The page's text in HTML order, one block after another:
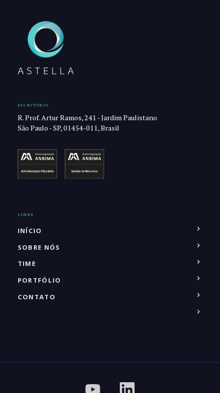
ESCRITÓRIO
R. Prof. Artur Ramos, 241 - Jardim Paulistano
São Paulo - SP, 01454-011, Brasil
LINKS
INÍCIO
SOBRE NÓS
TIME
PORTFÓLIO
CONTATO